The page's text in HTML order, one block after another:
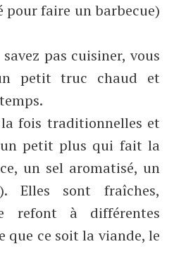
pour faire un barbecue)
pas cuisiner, vous
petit truc chaud et
fois traditionnelles et
petit plus qui fait la
un sel aromatisé, un
Elles sont fraîches,
refont à différentes
ce soit la viande, le